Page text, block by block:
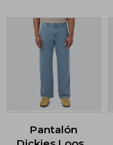
Pantalón